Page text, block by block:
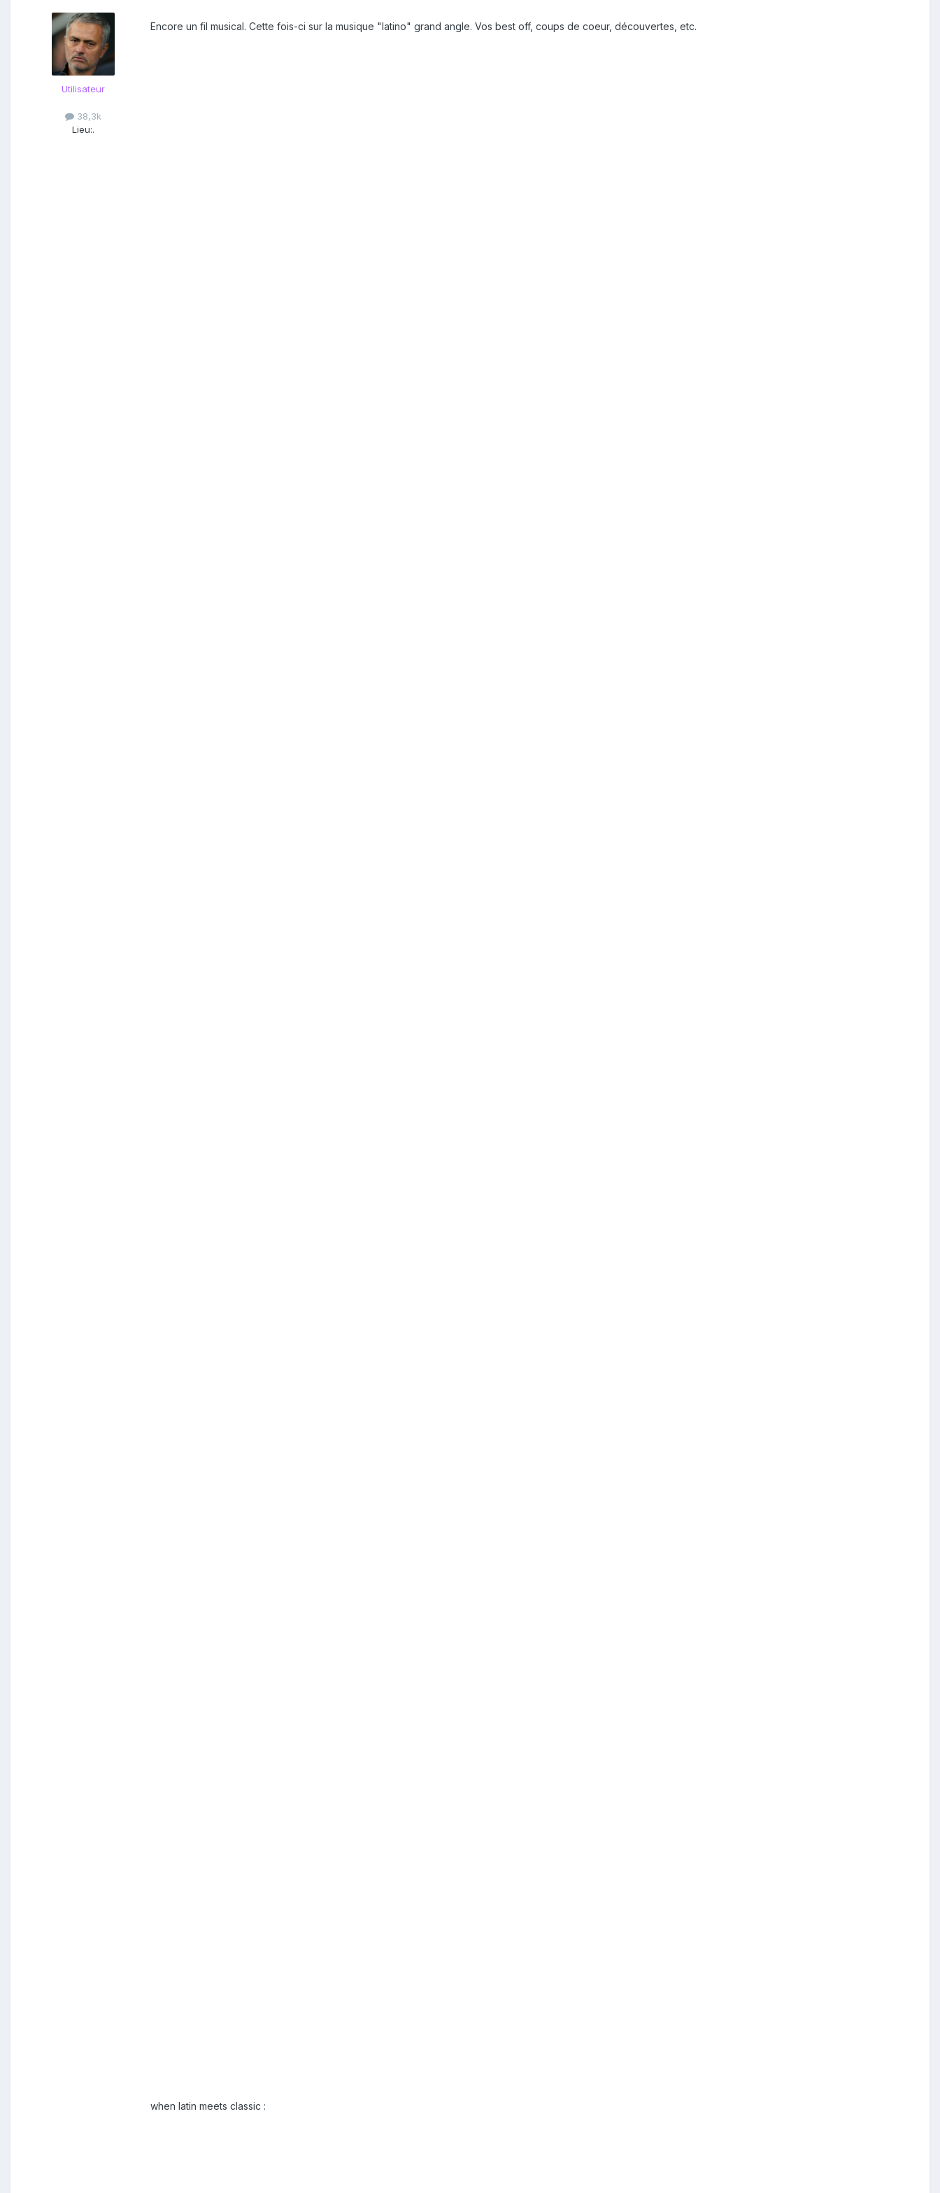
Utilisateur
38,3k
Lieu:.
Encore un fil musical. Cette fois-ci sur la musique "latino" grand angle. Vos best off, coups de coeur, découvertes, etc.
when latin meets classic :